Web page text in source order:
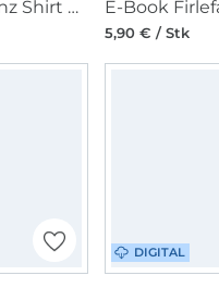
E-Book Firlefanz Shirt und Kleid Lavendula Damen
5,90 € / Stk
DIGITAL